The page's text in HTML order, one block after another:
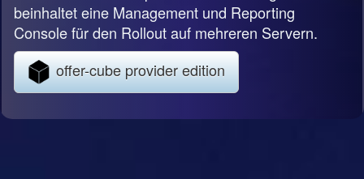
beinhaltet eine Management und Reporting
Console für den Rollout auf mehreren Servern.
offer-cube provider edition